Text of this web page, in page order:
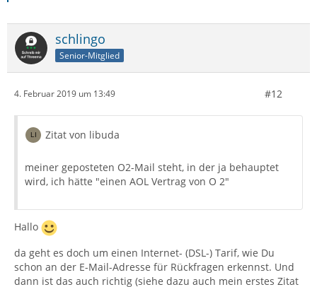
schlingo
Senior-Mitglied
4. Februar 2019 um 13:49 #12
Zitat von libuda
meiner geposteten O2-Mail steht, in der ja behauptet
wird, ich hätte "einen AOL Vertrag von O 2"
Hallo
da geht es doch um einen Internet- (DSL-) Tarif, wie Du
schon an der E-Mail-Adresse für Rückfragen erkennst. Und
dann ist das auch richtig (siehe dazu auch mein erstes Zitat